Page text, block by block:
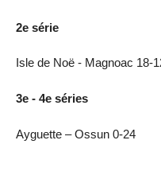
2e série
Isle de Noë - Magnoac 18-
3e - 4e séries
Ayguette – Ossun 0-24